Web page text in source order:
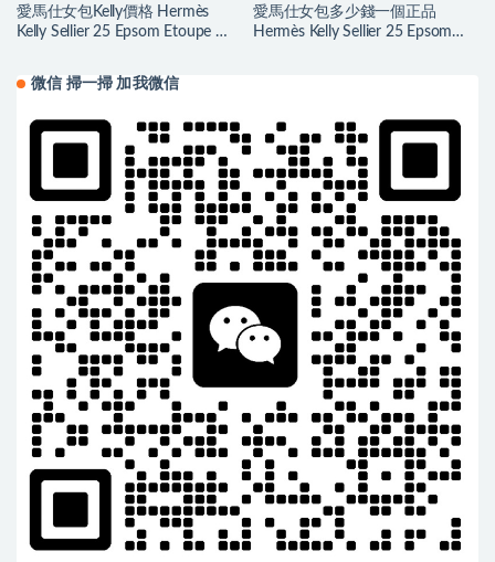
愛馬仕女包Kelly價格 Hermès
Kelly Sellier 25 Epsom Etoupe 大
愛馬仕女包多少錢一個正品
Hermès Kelly Sellier 25 Epsom
微信 掃一掃 加我微信